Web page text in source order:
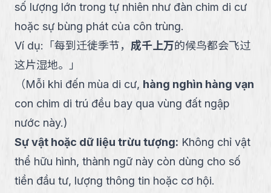
số lượng lớn trong tự nhiên như đàn chim di cư
hoặc sự bùng phát của côn trùng.
Ví dụ: 「每到迁徙季节， 成千上万的候鸟都会飞过
这片湿地。
」
（Mỗi khi đến mùa di cư, hàng nghìn hàng vạn
con chim di trú đều bay qua vùng đất ngập
nước này.)
Sự vật hoặc dữ liệu trừu tượng: Không chỉ vật
thể hữu hình, thành ngữ này còn dùng cho số
tiền đầu tư, lượng thông tin hoặc cơ hội.